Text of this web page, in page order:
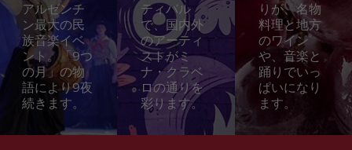
アルゼンチ
ン最大の民
族音楽イベ
ント。「9つ
の月」の物
語により9夜
続きます。
ティバル
で、国内外
のアーティ
ストがミ
ナ・クラベ
ロの通りを
彩ります。
りが、名物
料理と地方
のワイン
や、音楽と
踊りでいっ
ぱいになり
ます。